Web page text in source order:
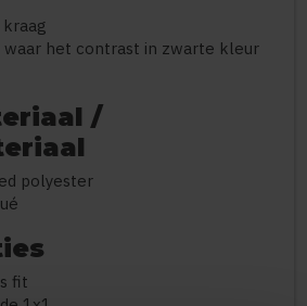
waar het contrast in zwarte kleur
/
polyester
fit